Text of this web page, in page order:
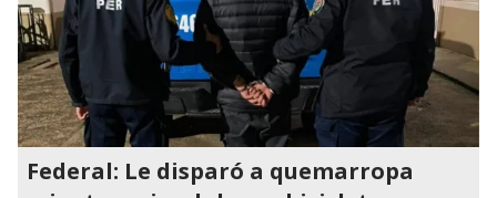
Federal: Le disparó a quemarropa